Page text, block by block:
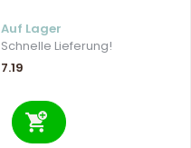
Auf Lager
Schnelle Lieferung!
7.19